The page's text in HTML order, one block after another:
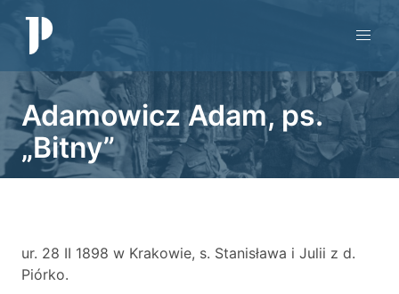
Adamowicz Adam, ps.
„Bitny”
ur. 28 II 1898 w Krakowie, s. Stanisława i Julii z d.
Piórko.